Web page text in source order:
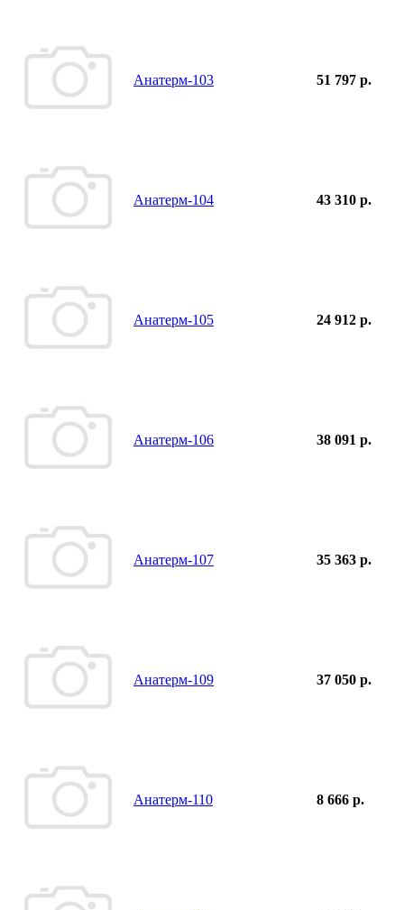
Анатерм-103 51 797 р.
Анатерм-104 43 310 р.
Анатерм-105 24 912 р.
Анатерм-106 38 091 р.
Анатерм-107 35 363 р.
Анатерм-109 37 050 р.
Анатерм-110 8 666 р.